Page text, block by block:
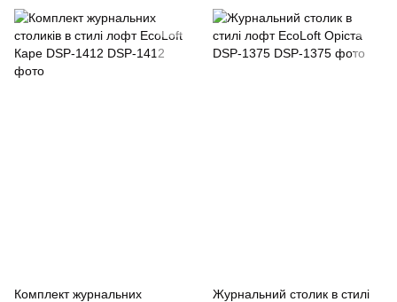
Комплект журнальних
Журнальний столик в стилі